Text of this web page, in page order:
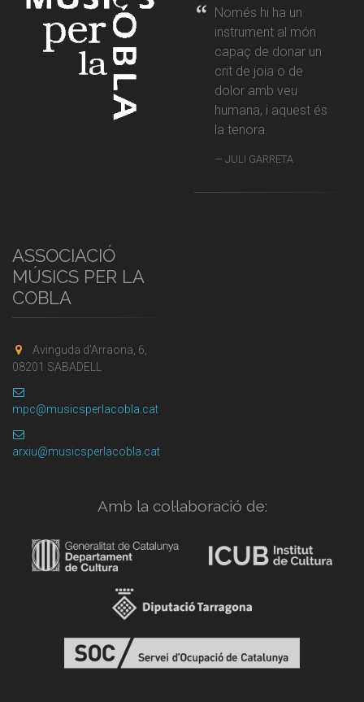
Només hi ha un
instrument al món
capaç de donar un
crit de joia o de
dolor amb veu
humana, i aquest és
la tenora.
JULI GARRETA
ASSOCIACIÓ
MÚSICS PER LA
COBLA
Avinguda d'Arraona, 6,
08201 SABADELL
mpc@musicsperlacobla.cat
arxiu@musicsperlacobla.cat
Amb la col·laboració de: